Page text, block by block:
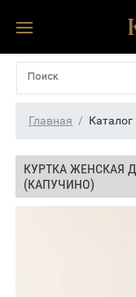
Главная Каталог
КУРТКА ЖЕНСКАЯ
(КАПУЧИНО)